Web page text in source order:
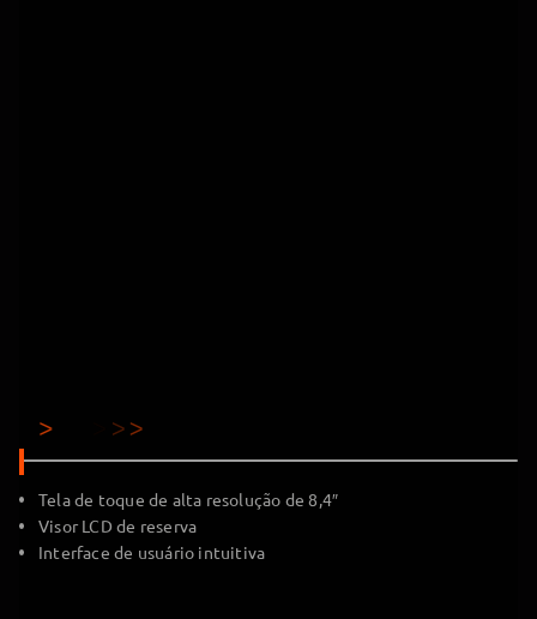
Tela de toque de alta resolução de 8,4″
Visor LCD de reserva
Interface de usuário intuitiva